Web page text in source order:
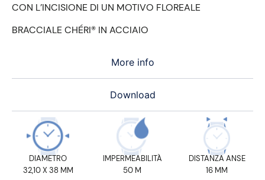
More info
Download
CON L’INCISIONE DI UN MOTIVO FLOREALE
BRACCIALE CHÉRI® IN ACCIAIO
DIAMETRO
32,10 X 38 MM
IMPERMEABILITÀ
50 M
DISTANZA ANSE
16 MM